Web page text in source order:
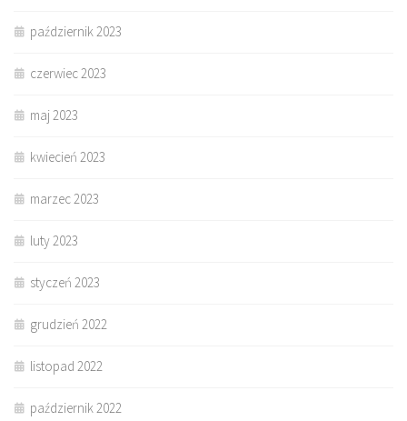
październik 2023
czerwiec 2023
maj 2023
kwiecień 2023
marzec 2023
luty 2023
styczeń 2023
grudzień 2022
listopad 2022
październik 2022